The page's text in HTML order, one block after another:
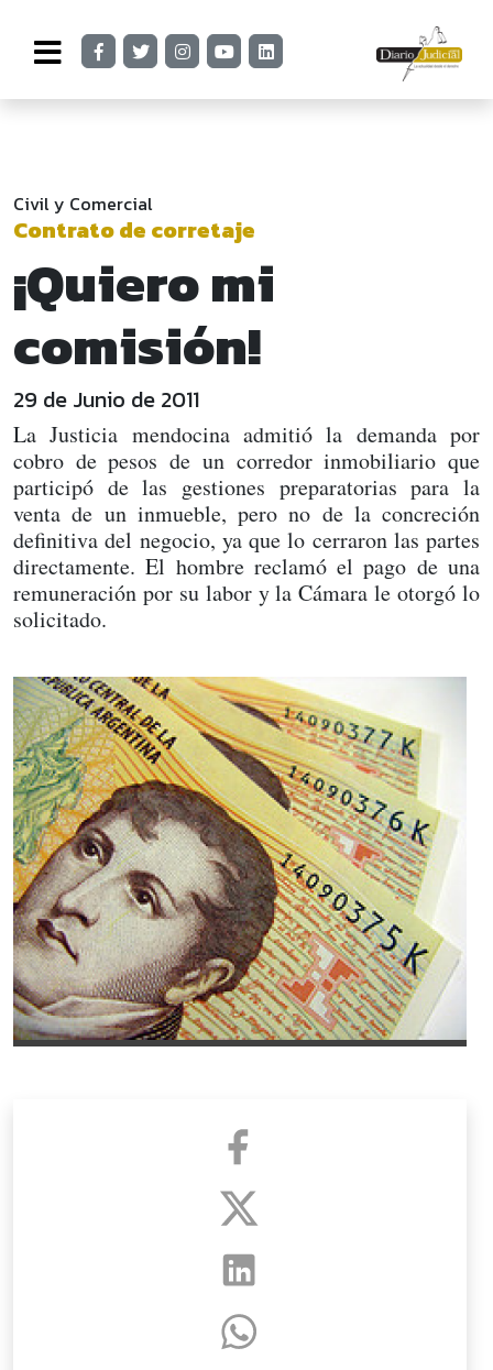
Civil y Comercial
Contrato de corretaje
¡Quiero mi
comisión!
29 de Junio de 2011
La Justicia mendocina admitió la demanda por
cobro de pesos de un corredor inmobiliario que
participó de las gestiones preparatorias para la
venta de un inmueble, pero no de la concreción
definitiva del negocio, ya que lo cerraron las partes
directamente. El hombre reclamó el pago de una
remuneración por su labor y la Cámara le otorgó lo
solicitado.